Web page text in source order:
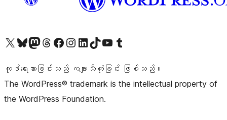
ကျွန်ုပ်တို့၏ X (ယခင် Twitter) အကောင့်သို့ သွားရောက်ကြည့်ရှုပါကျွန်ုပ်တို့၏ Bluesky အကောင့်သို့ ဝင်ရောက်ကြည့်ရှုရန်
ကျွန်ုပ်တို့၏ Mastodon အကောင့်သို့ သွားရောက်ကြည့်ရှုပါကျွန်ုပ်တို့၏ Threads အကောင့်သို့ ဝင်ရောက်ကြည့်ရှုရန်
ကျွန်ုပ်တို့၏ Facebook စာမျက်နှာသို့ သွားရောက်ကြည့်ရှုပါကျွန်ုပ်တို့၏ Instagram အကောင့်သို့ သွားရောက်ကြည့်ရှုပါ ကျွန်ုပ်တို့၏ LinkedIn အကောင့်သို့ သွားရောက်ကြည့်ရှုပါကျွန်ုပ်တို့၏ TikTok အကောင့်သို့ ဝင်ရောက်ကြည့်ရှုရန်
ကျွန်ုပ်တို့၏ YouTube ချန်နယ်သို့ သွားရောက်ကြည့်ရှုပါ ကျွန်ုပ်တို့၏ Tumblr အကောင့်သို့ ဝင်ရောက်ကြည့်ရှုရန်
ကုဒ်ရေးသားခြင်းသည် ကဗျာသီကုံးခြင်း ဖြစ်သည်။
The WordPress® trademark is the intellectual property of
the WordPress Foundation.